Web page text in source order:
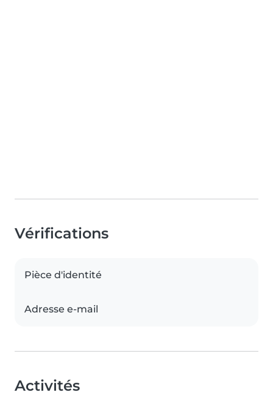
Vérifications
Pièce d'identité
Adresse e-mail
Activités